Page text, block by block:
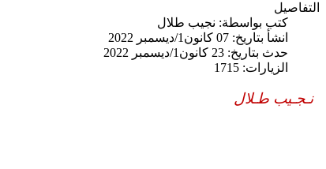
التفاصيل
كتب بواسطة: نجيب طلال
انشأ بتاريخ: 07 كانون1/ديسمبر 2022
حدث بتاريخ: 23 كانون1/ديسمبر 2022
الزيارات: 1715
نـجـيب طـلال